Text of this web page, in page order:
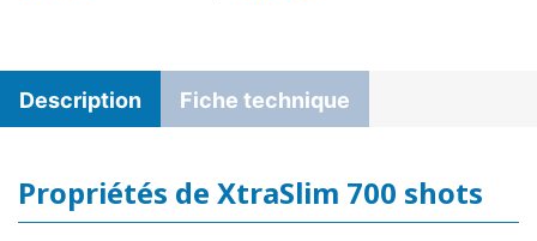
Description Fiche technique
Propriétés de XtraSlim 700 shots